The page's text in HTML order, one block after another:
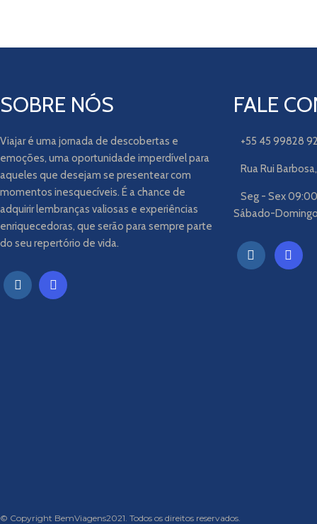
SOBRE NÓS
Viajar é uma jornada de descobertas e
emoções, uma oportunidade imperdível para
aqueles que desejam se presentear com
momentos inesquecíveis. É a chance de
adquirir lembranças valiosas e experiências
enriquecedoras, que serão para sempre parte
do seu repertório de vida.
FALE
+55 45 99828
Rua Rui
Seg - Sex
Sábado-
© Copyright BemViagens2021. Todos os direitos reservados.